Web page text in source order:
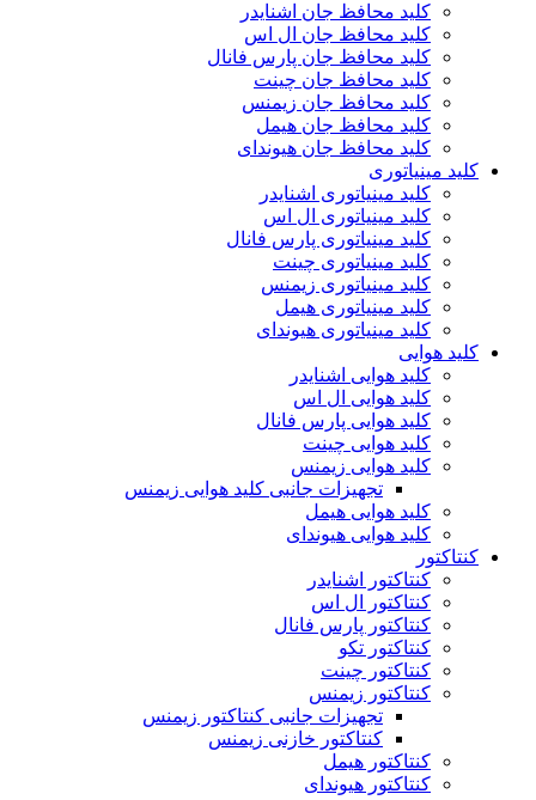
کلید محافظ جان اشنایدر
کلید محافظ جان ال اس
کلید محافظ جان پارس فانال
کلید محافظ جان چینت
کلید محافظ جان زیمنس
کلید محافظ جان هیمل
کلید محافظ جان هیوندای
کلید مینیاتوری
کلید مینیاتوری اشنایدر
کلید مینیاتوری ال اس
کلید مینیاتوری پارس فانال
کلید مینیاتوری چینت
کلید مینیاتوری زیمنس
کلید مینیاتوری هیمل
کلید مینیاتوری هیوندای
کلید هوایی
کلید هوایی اشنایدر
کلید هوایی ال اس
کلید هوایی پارس فانال
کلید هوایی چینت
کلید هوایی زیمنس
تجهیزات جانبی کلید هوایی زیمنس
کلید هوایی هیمل
کلید هوایی هیوندای
کنتاکتور
کنتاکتور اشنایدر
کنتاکتور ال اس
کنتاکتور پارس فانال
کنتاکتور تکو
کنتاکتور چینت
کنتاکتور زیمنس
تجهیزات جانبی کنتاکتور زیمنس
کنتاکتور خازنی زیمنس
کنتاکتور هیمل
کنتاکتور هیوندای